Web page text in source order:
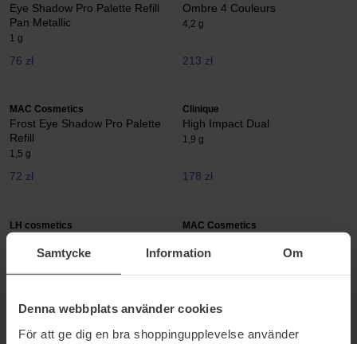
Samtycke Information Om
Denna webbplats använder cookies
För att ge dig en bra shoppingupplevelse använder
Eye Shadow Pro Palette Refill
Pan Metallic
1 g
76 zł
Ombre 4 Couleurs
4,2 g
213 zł
MAC Cosmetics
Frost Eye Shadow Pro Palette
Refill
1,5 g
72 zł
Clinique
High Impact Dual
1,9 g
178 zł
LH cosmetics MAC Cosmetics
Refill
IsaDora MAC Cosmetics